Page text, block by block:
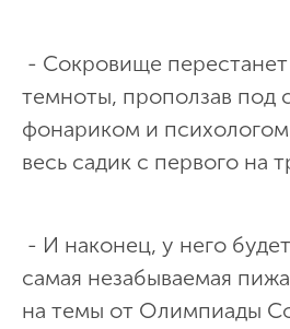
- Сокровище перестанет
темноты, проползав под
фонариком и
весь садик с первого на
- И наконец, у него
самая незабываемая
на темы от Олимпиады